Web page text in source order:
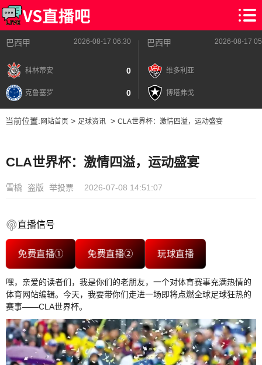
巴西甲 2026-08-17 06:30
科林蒂安 0
克鲁塞罗 0
巴西甲 2026-08-17
维多利亚
博塔弗戈
当前位置: 网站首页> 足球资讯> CLA世界杯：激情四溢，运动盛宴
CLA世界杯：激情四溢，运动盛宴
雪橇 盗版 举投票 2026-07-08 14:51:07
直播信号
免费直播① 免费直播② 玩球直播
嘿，亲爱的读者们，我是你们的老朋友，一个对体育赛事充满热情的
体育网站编辑。今天，我要带你们走进一场即将点燃全球足球狂热的
赛事——CLA世界杯。